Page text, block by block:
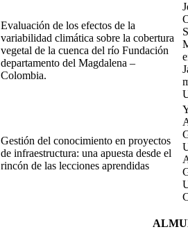
Evaluación de los efectos de la
variabilidad climática sobre la cobertura
vegetal de la cuenca del río Fundación
departamento del Magdalena –
Colombia.
Gestión del conocimiento en proyectos
de infraestructura: una apuesta desde el
rincón de las lecciones aprendidas